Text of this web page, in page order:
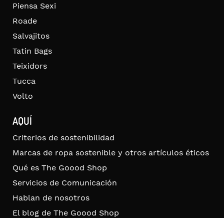
Piensa Sexi
Roade
Salvajitos
Tatin Bags
Teixidors
Tucca
Volto
AQUÍ
Criterios de sostenibilidad
Marcas de ropa sostenible y otros artículos éticos
Qué es The Goood Shop
Servicios de Comunicación
Hablan de nosotros
El blog de The Goood Shop